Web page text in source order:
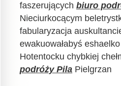
faszerujących biuro
Nieciurkocącym
fabularyzacja
ewakuowałabyś
Hotentocku chybkiej
podróży Pila Pielgrzan